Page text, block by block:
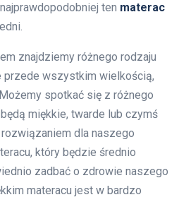
ten materac
znajdziemy różnego rodzaju
przede wszystkim wielkością,
spotkać się z różnego
miękkie, twarde lub czymś
dla naszego
który będzie średnio
zadbać o zdrowie naszego
materacu jest w bardzo